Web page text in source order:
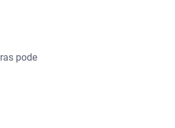
pode